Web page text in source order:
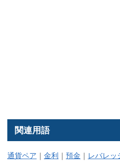
関連用語
通貨ペア ｜ 金利 ｜ 預金 ｜ レバレッ